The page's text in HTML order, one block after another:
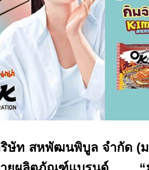
ษัท สหพัฒนพิบูล จำกัด (